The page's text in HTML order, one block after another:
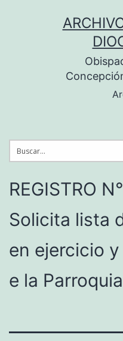
REGISTRO
Solicita lista
en ejercicio
e la